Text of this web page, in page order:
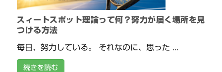
スィートスポット理論って何？努力が届く場所を見
つける方法
毎日、努力している。 それなのに、思った ...
続きを読む